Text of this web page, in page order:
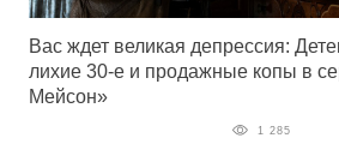
Вас ждет великая депрессия:
лихие 30-е и продажные копы в
Мейсон»
1 285